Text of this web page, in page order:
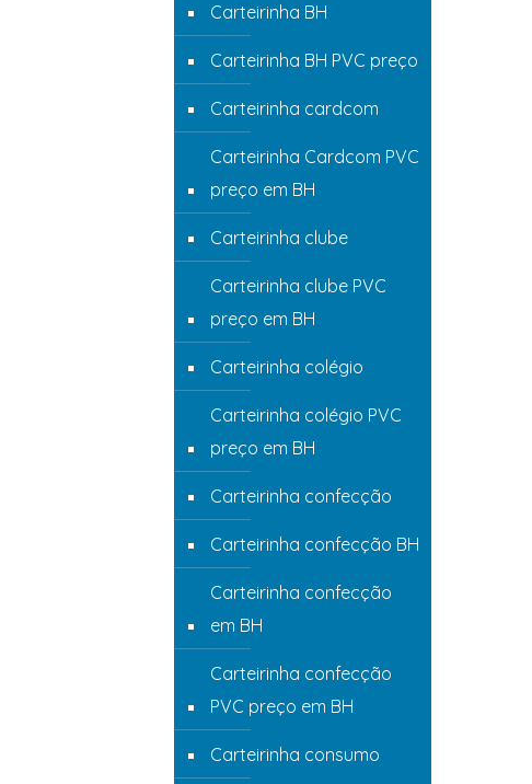
Carteirinha BH
Carteirinha BH PVC preço
Carteirinha cardcom
Carteirinha Cardcom PVC
preço em BH
Carteirinha clube
Carteirinha clube PVC
preço em BH
Carteirinha colégio
Carteirinha colégio PVC
preço em BH
Carteirinha confecção
Carteirinha confecção BH
Carteirinha confecção
em BH
Carteirinha confecção
PVC preço em BH
Carteirinha consumo